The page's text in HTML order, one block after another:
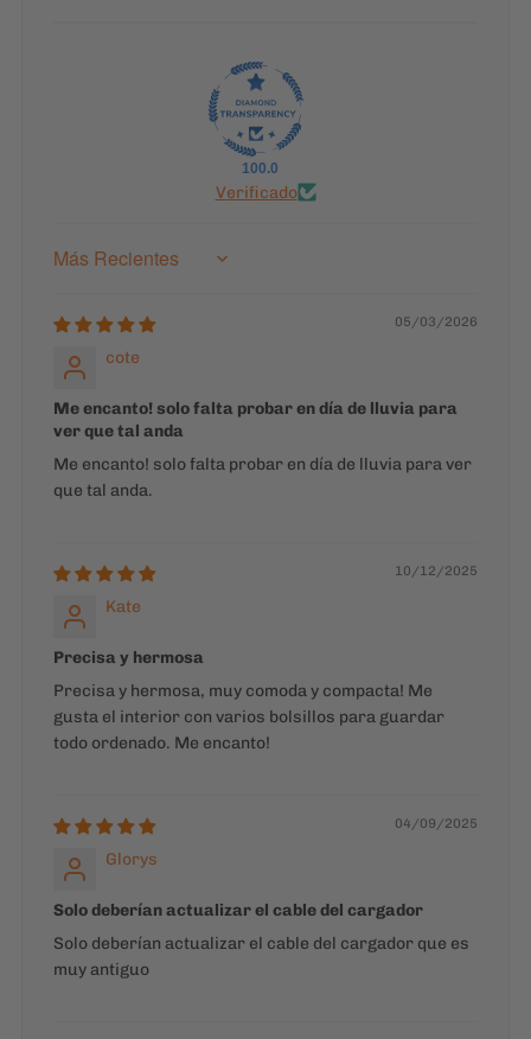
100.0
Verificado
Sort by
05/03/2026
cote
Me encanto! solo falta probar en día de lluvia para
ver que tal anda
Me encanto! solo falta probar en día de lluvia para ver
que tal anda.
10/12/2025
Kate
Precisa y hermosa
Precisa y hermosa, muy comoda y compacta! Me
gusta el interior con varios bolsillos para guardar
todo ordenado. Me encanto!
04/09/2025
Glorys
Solo deberían actualizar el cable del cargador
Solo deberían actualizar el cable del cargador que es
muy antiguo